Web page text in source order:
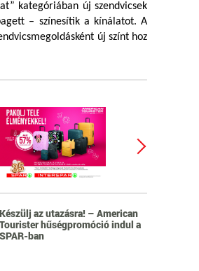
kategóriában új szendvicsek
– színesítik a kínálatot. A
új színt hoz
Készülj az utazásra! – American
Tourister hűségpromóció indul a
SPAR-ban